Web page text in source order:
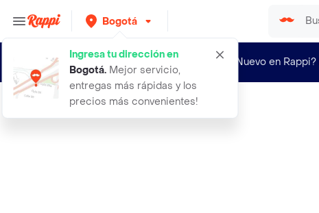
Bogotá
Ingresa tu dirección en
Bogotá. Mejor servicio,
entregas más rápidas y los
precios más convenientes!
¿Nuevo en Rappi?
arnes de malla de aire hulk talla m